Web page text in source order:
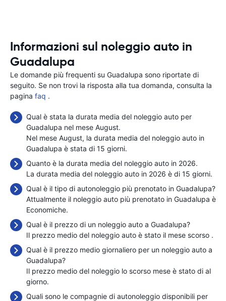
Informazioni sul noleggio auto in
Guadalupa
Le domande più frequenti su Guadalupa sono riportate di
seguito. Se non trovi la risposta alla tua domanda, consulta la
pagina faq .
Qual è stata la durata media del noleggio auto per
Guadalupa nel mese August.
Nel mese August, la durata media del noleggio auto in
Guadalupa è stata di 15 giorni.
Quanto è la durata media del noleggio auto in 2026.
La durata media del noleggio auto in 2026 è di 15 giorni.
Qual è il tipo di autonoleggio più prenotato in Guadalupa?
Attualmente il noleggio auto più prenotato in Guadalupa è
Economiche.
Qual è il prezzo di un noleggio auto a Guadalupa?
Il prezzo medio del noleggio auto è stato il mese scorso .
Qual è il prezzo medio giornaliero per un noleggio auto a
Guadalupa?
Il prezzo medio del noleggio lo scorso mese è stato di al
giorno.
Quali sono le compagnie di autonoleggio disponibili per